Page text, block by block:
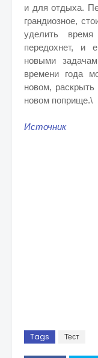
и для отдыха.
грандиозное,
уделить
передохнет, и
новыми
времени года
новом,
новом поприще.\
Источник
Tags Тест